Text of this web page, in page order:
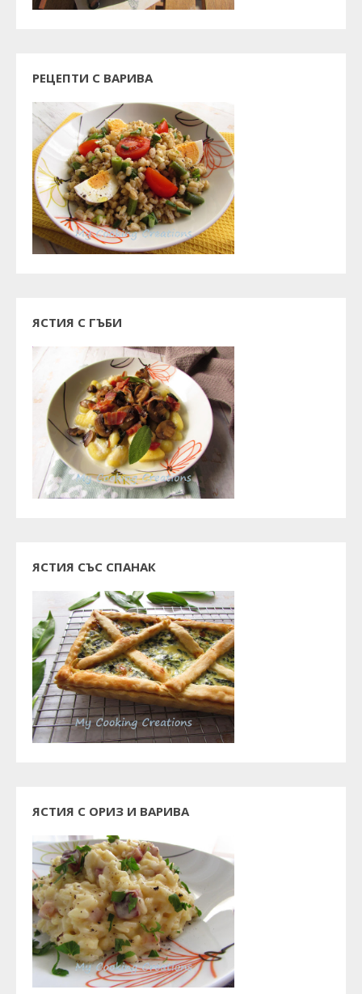
РЕЦЕПТИ С ВАРИВА
ЯСТИЯ С ГЪБИ
ЯСТИЯ СЪС СПАНАК
ЯСТИЯ С ОРИЗ И ВАРИВА